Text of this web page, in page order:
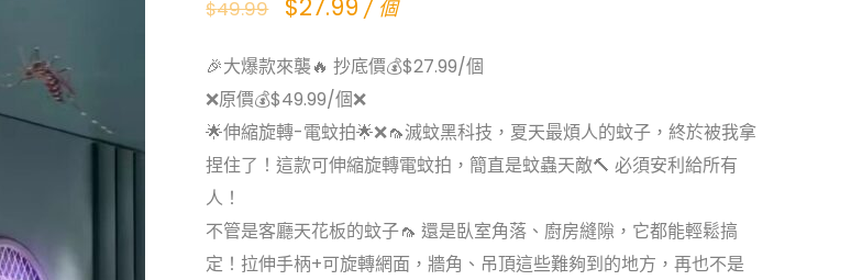
$49.99
was:
$49.99.
$27.99
is:
$27.99.
/ 個
🎉大爆款來襲🔥 抄底價💰$27.99/個
❌原價💰$49.99/個❌
🌟伸縮旋轉-電蚊拍🌟❌🦟滅蚊黑科技，夏天最煩人的蚊子，終於被我拿
捏住了！這款可伸縮旋轉電蚊拍，簡直是蚊蟲天敵🔨 必須安利給所有
人！
不管是客廳天花板的蚊子🦟 還是臥室角落、廚房縫隙，它都能輕鬆搞
定！拉伸手柄+可旋轉網面，牆角、吊頂這些難夠到的地方，再也不是